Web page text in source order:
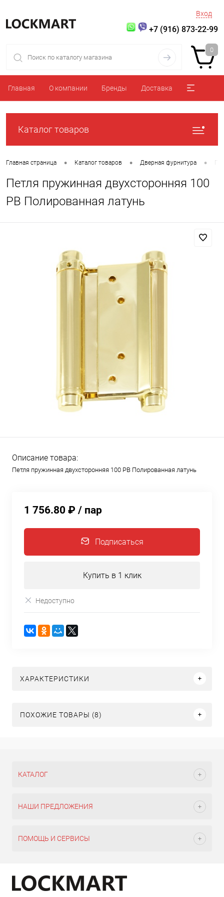
Вход
+7 (916) 873-22-99
0
Главная О компании Бренды Доставка
Каталог товаров
Главная страница • Каталог товаров • Дверная фурнитура •
Петля пружинная двухсторонняя 100
PB Полированная латунь
Описание товара:
Петля пружинная двухсторонняя 100 PB Полированная латунь
1 756.80 ₽ / пар
Подписаться
Купить в 1 клик
Недоступно
ХАРАКТЕРИСТИКИ
ПОХОЖИЕ ТОВАРЫ (8)
КАТАЛОГ
НАШИ ПРЕДЛОЖЕНИЯ
ПОМОЩЬ И СЕРВИСЫ